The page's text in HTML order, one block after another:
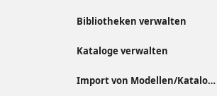
Bibliotheken verwalten
Kataloge verwalten
Import von Modellen/Katalogen